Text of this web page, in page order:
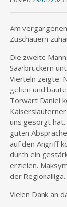
Am
Zuschauern
Die zweite
Saarbrückern
Vierteln zeigte.
gehen und
Torwart Daniel
uns gesorgt
guten
auf den Angriff
durch ein
erzielen.
der Regionalliga.
Vielen Dank an